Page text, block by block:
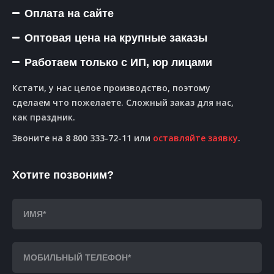
Оплата на сайте
Оптовая цена на крупные заказы
Работаем только с ИП, юр лицами
Кстати, у нас целое производство, поэтому
сделаем что пожелаете. Сложный заказ для нас,
как праздник.
Звоните на 8 800 333-72-11 или оставляйте заявку.
Хотите позвоним?